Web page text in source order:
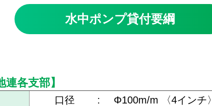
水中ポンプ貸付要綱
各支部】
口径 :
Φ100m/m 〈4インチ〉